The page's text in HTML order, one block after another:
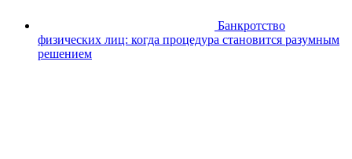
Банкротство
физических лиц: когда процедура становится разумным
решением